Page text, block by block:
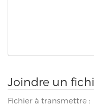
Joindre un
Fichier à transmettre :